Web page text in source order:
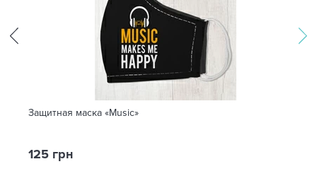
Защитная маска «Music»
125 грн